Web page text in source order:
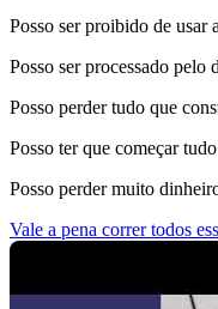
Posso ser proibido de usar
Posso ser processado pelo
Posso perder tudo que
Posso ter que começar
Posso perder muito
Vale a pena correr todos